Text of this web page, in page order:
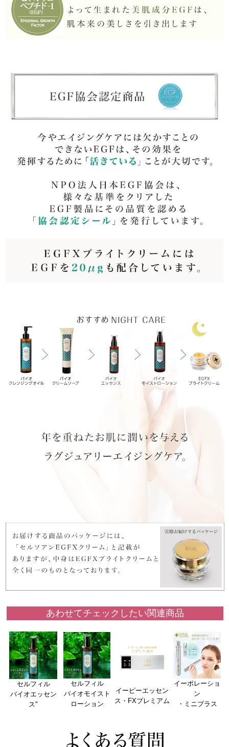
あわせてチェックしたい関連商品
セルフィル
バイオエッセン
ス"
セルフィル
バイオモイスト
ローション
イーピーエッセン
ス・FXプレミアム
イーポレーショ
ン
・ミニプラス